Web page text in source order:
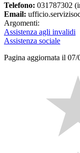
Telefono: 031787302
Email:
Argomenti:
Assistenza agli invalidi
Assistenza sociale
Pagina aggiornata il 07/